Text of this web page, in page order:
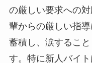
の厳しい要求への
輩からの厳しい指
蓄積し、涙するこ
す。特に新人バイ